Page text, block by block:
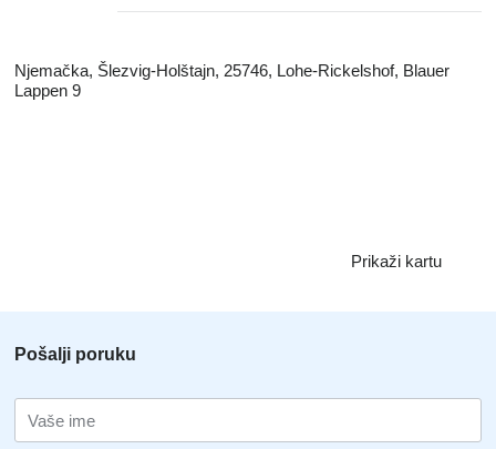
Njemačka, Šlezvig-Holštajn, 25746, Lohe-Rickelshof, Blauer
Lappen 9
Prikaži kartu
Pošalji poruku